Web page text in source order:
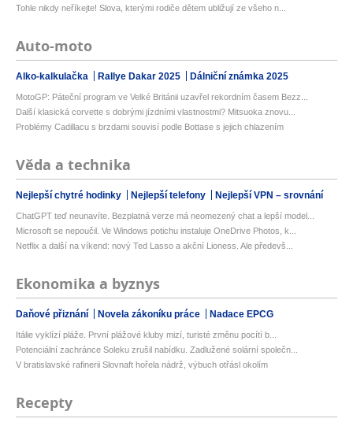
Tohle nikdy neříkejte! Slova, kterými rodiče dětem ubližují ze všeho n...
Auto-moto
Alko-kalkulačka Rallye Dakar 2025 Dálniční známka 2025
MotoGP: Páteční program ve Velké Británii uzavřel rekordním časem Bezz...
Další klasická corvette s dobrými jízdními vlastnostmi? Mitsuoka znovu...
Problémy Cadillacu s brzdami souvisí podle Bottase s jejich chlazením
Věda a technika
Nejlepší chytré hodinky Nejlepší telefony Nejlepší VPN – srovnání
ChatGPT teď neunavíte. Bezplatná verze má neomezený chat a lepší model...
Microsoft se nepoučil. Ve Windows potichu instaluje OneDrive Photos, k...
Netflix a další na víkend: nový Ted Lasso a akční Lioness. Ale předevš...
Ekonomika a byznys
Daňové přiznání Novela zákoníku práce Nadace EPCG
Itálie vyklízí pláže. První plážové kluby mizí, turisté změnu pocítí b...
Potenciální zachránce Soleku zrušil nabídku. Zadlužené solární společn...
V bratislavské rafinerii Slovnaft hořela nádrž, výbuch otřásl okolím
Recepty